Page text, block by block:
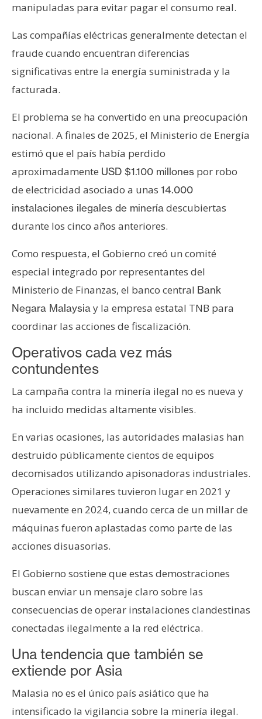
manipuladas para evitar pagar el consumo real.
Las compañías eléctricas generalmente detectan el
fraude cuando encuentran diferencias
significativas entre la energía suministrada y la
facturada.
El problema se ha convertido en una preocupación
nacional. A finales de 2025, el Ministerio de Energía
estimó que el país había perdido
aproximadamente USD $1.100 millones por robo
de electricidad asociado a unas 14.000
instalaciones ilegales de mineríadescubiertas
durante los cinco años anteriores.
Como respuesta, el Gobierno creó un comité
especial integrado por representantes del
Ministerio de Finanzas, el banco central Bank
Negara Malaysiay la empresa estatal TNB para
coordinar las acciones de fiscalización.
Operativos cada vez más
contundentes
La campaña contra la minería ilegal no es nueva y
ha incluido medidas altamente visibles.
En varias ocasiones, las autoridades malasias han
destruido públicamente cientos de equipos
decomisados utilizando apisonadoras industriales.
Operaciones similares tuvieron lugar en 2021 y
nuevamente en 2024, cuando cerca de un millar de
máquinas fueron aplastadas como parte de las
acciones disuasorias.
El Gobierno sostiene que estas demostraciones
buscan enviar un mensaje claro sobre las
consecuencias de operar instalaciones clandestinas
conectadas ilegalmente a la red eléctrica.
Una tendencia que también se
extiende por Asia
Malasia no es el único país asiático que ha
intensificado la vigilancia sobre la minería ilegal.